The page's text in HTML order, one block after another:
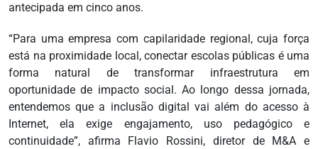
antecipada em cinco anos.
“Para uma empresa com capilaridade regional, cuja força
está na proximidade local, conectar escolas públicas é uma
forma natural de transformar infraestrutura em
oportunidade de impacto social. Ao longo dessa jornada,
entendemos que a inclusão digital vai além do acesso à
Internet, ela exige engajamento, uso pedagógico e
continuidade”, afirma Flavio Rossini, diretor de M&A e